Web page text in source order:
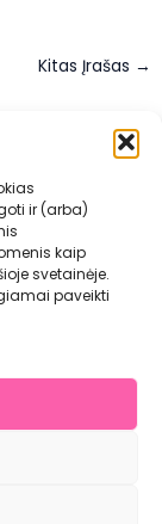
ir (arba)
kaip
svetainėje.
paveikti
Kitas Įrašas →
Tel.: